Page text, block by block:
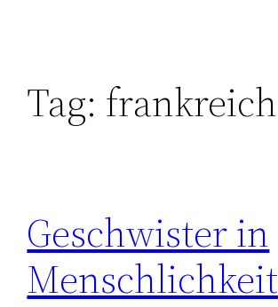
Tag: frankreich
Geschwister in
Menschlichkeit